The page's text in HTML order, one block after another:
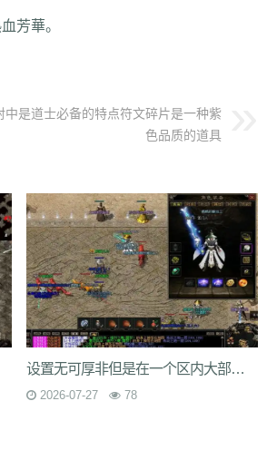
芳華。
中是道士必备的特点符文碎片是一种紫
色品质的道具
设置无可厚非但是在一个区内大部分的玩家仅仅是一般玩家
2026-07-27 78